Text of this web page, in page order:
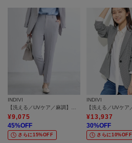
INDIVI
¥9,075
45%OFF
さらに15%OFF
INDIVI
¥13,937
30%OFF
さらに10%OFF